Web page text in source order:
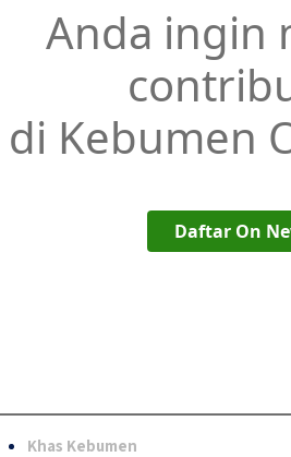
Anda ingin
di Kebumen
Daftar On
Khas Kebumen